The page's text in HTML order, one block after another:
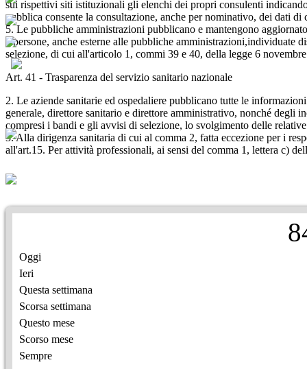
sui rispettivi siti istituzionali gli elenchi dei propri consulenti
pubblica consente la consultazione, anche per nominativo, dei dati di
5. Le pubbliche amministrazioni pubblicano e mantengono
a persone, anche esterne alle pubbliche
selezione, di cui all'articolo 1, commi 39 e 40, della legge 6
Art. 41 - Trasparenza del servizio sanitario nazionale
2. Le aziende sanitarie ed ospedaliere pubblicano tutte le
generale, direttore sanitario e direttore amministrativo, nonché degli
compresi i bandi e gli avvisi di selezione, lo svolgimento delle
3. Alla dirigenza sanitaria di cui al comma 2, fatta eccezione per i
all'art.15. Per attività professionali, ai sensi del comma 1, lettera c)
8
Oggi
Ieri
Questa settimana
Scorsa settimana
Questo mese
Scorso mese
Sempre